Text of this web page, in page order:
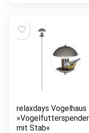
relaxdays Vogelhaus
»Vogelfutterspender
mit Stab«